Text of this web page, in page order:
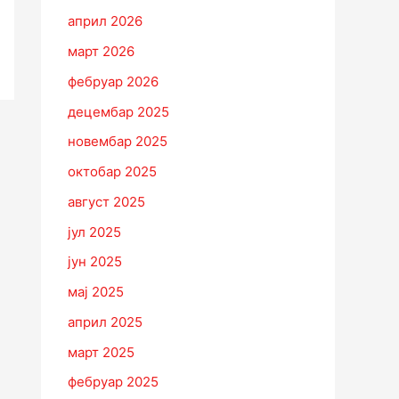
април 2026
март 2026
фебруар 2026
децембар 2025
новембар 2025
октобар 2025
август 2025
јул 2025
јун 2025
мај 2025
април 2025
март 2025
фебруар 2025